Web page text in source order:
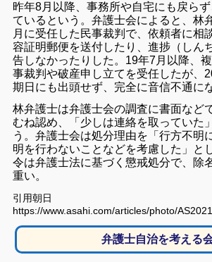
昨年8月以降、事務所や自宅にも戻ら
ているという。弁護士会によると、林
月に受任した民事裁判で、依頼者に相
容証明郵便を送付したり、進捗（しん
告しなかったりした。19年7月以降、
事裁判や破産申し立てを受任したが、
期日にも出頭せず、完全に音信不通に
林弁護士は弁護士会の調査に書面など
むね認め、「少しは連絡を取っていた
う。弁護士会は処分理由を「行方不明
明を行わないことなどを考慮した」と
令は弁護士法に基づく懲戒処分で、除
重い。
引用朝日
https://www.asahi.com/articles/photo/
弁護士自治を考える